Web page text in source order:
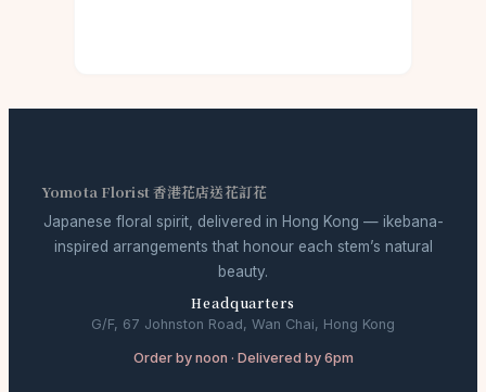
Yomota Florist 香港花店送花訂花
Japanese floral spirit, delivered in Hong Kong — ikebana-
inspired arrangements that honour each stem’s natural
beauty.
Headquarters
G/F, 67 Johnston Road, Wan Chai, Hong Kong
Order by noon · Delivered by 6pm